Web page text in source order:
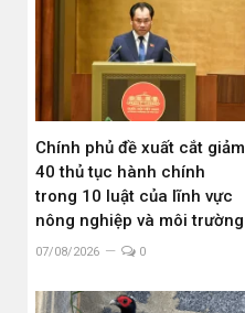
Chính phủ đề xuất cắt giảm
40 thủ tục hành chính
trong 10 luật của lĩnh vực
nông nghiệp và môi trường
07/08/2026 0